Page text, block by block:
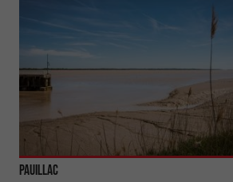
Pauillac